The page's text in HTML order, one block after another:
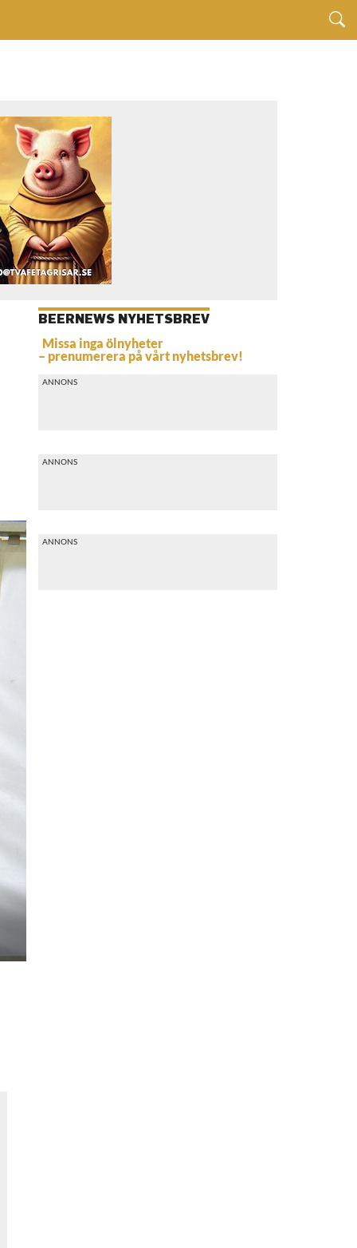
BEERNEWS NYHETSBREV
Missa inga ölnyheter
– prenumerera på vårt nyhetsbrev!